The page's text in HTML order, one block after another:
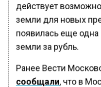
действует
земли для новых
появилась еще одна
земли за рубль.
Ранее Вести
сообщали, что в